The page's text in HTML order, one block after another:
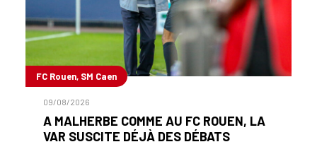
FC Rouen, SM Caen
09/08/2026
A MALHERBE COMME AU FC ROUEN, LA
VAR SUSCITE DÉJÀ DES DÉBATS